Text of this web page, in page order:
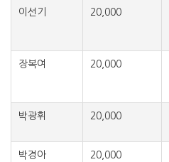
이선기 20,000
장복여 20,000
박광휘 20,000
박경아 20,000